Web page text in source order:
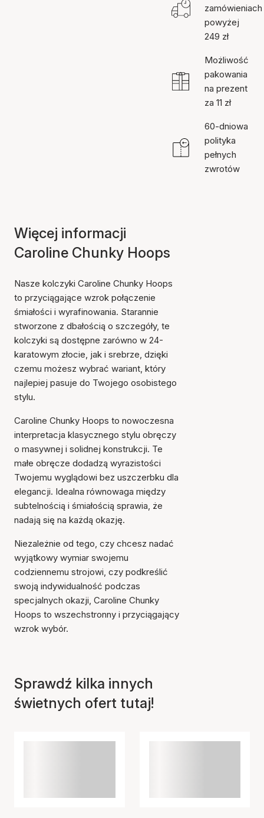
zamówieniach
powyżej
249 zł
Możliwość
pakowania
na prezent
za 11 zł
60-dniowa
polityka
pełnych
zwrotów
Więcej informacji
Caroline Chunky Hoops
Nasze kolczyki Caroline Chunky Hoops
to przyciągające wzrok połączenie
śmiałości i wyrafinowania. Starannie
stworzone z dbałością o szczegóły, te
kolczyki są dostępne zarówno w 24-
karatowym złocie, jak i srebrze, dzięki
czemu możesz wybrać wariant, który
najlepiej pasuje do Twojego osobistego
stylu.
Caroline Chunky Hoops to nowoczesna
interpretacja klasycznego stylu obręczy
o masywnej i solidnej konstrukcji. Te
małe obręcze dodadzą wyrazistości
Twojemu wyglądowi bez uszczerbku dla
elegancji. Idealna równowaga między
subtelnością i śmiałością sprawia, że
nadają się na każdą okazję.
Niezależnie od tego, czy chcesz nadać
wyjątkowy wymiar swojemu
codziennemu strojowi, czy podkreślić
swoją indywidualność podczas
specjalnych okazji, Caroline Chunky
Hoops to wszechstronny i przyciągający
wzrok wybór.
Sprawdź kilka innych
świetnych ofert tutaj!